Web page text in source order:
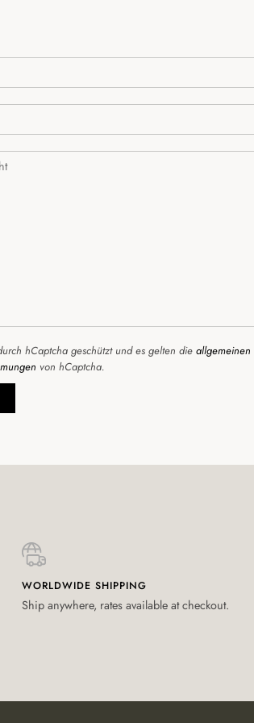
hCaptcha geschützt und es gelten die allgemeinen
von hCaptcha.
WORLDWIDE SHIPPING
Ship anywhere, rates available at checkout.